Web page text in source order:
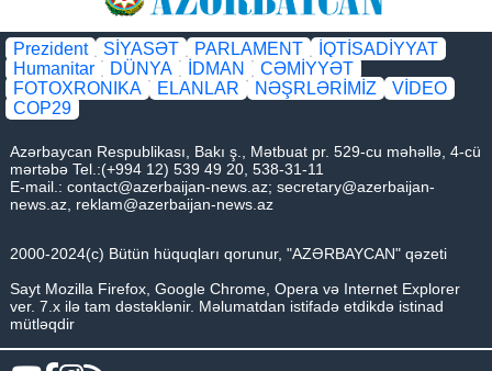
Prezident SİYASƏT PARLAMENT
İQTİSADİYYAT
Humanitar
DÜNYA İDMAN
CƏMİYYƏT
FOTOXRONIKA
ELANLAR NƏŞRLƏRİMİZ
VİDEO
COP29
Azərbaycan Respublikası, Bakı ş., Mətbuat pr. 529-cu məhəllə, 4-cü
mərtəbə Tel.:(+994 12) 539 49 20, 538-31-11
E-mail.: contact@azerbaijan-news.az; secretary@azerbaijan-
news.az reklam@azerbaijan-news.az
2000-2024(c) Bütün hüquqları qorunur, "AZƏRBAYCAN" qəzeti
Sayt Mozilla Firefox, Google Chrome, Opera və Internet Explorer
ver. 7.x ilə tam dəstəklənir. Məlumatdan istifadə etdikdə istinad
mütləqdir